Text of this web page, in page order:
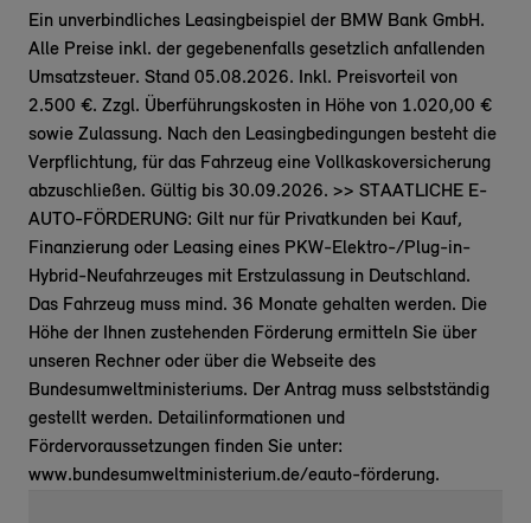
Ein unverbindliches Leasingbeispiel der BMW Bank GmbH.
Alle Preise inkl. der gegebenenfalls gesetzlich anfallenden
Umsatzsteuer. Stand 05.08.2026. Inkl. Preisvorteil von
2.500 €. Zzgl. Überführungskosten in Höhe von 1.020,00 €
sowie Zulassung. Nach den Leasingbedingungen besteht die
Verpflichtung, für das Fahrzeug eine Vollkaskoversicherung
abzuschließen. Gültig bis 30.09.2026. >> STAATLICHE E-
AUTO-FÖRDERUNG: Gilt nur für Privatkunden bei Kauf,
Finanzierung oder Leasing eines PKW-Elektro-/Plug-in-
Hybrid-Neufahrzeuges mit Erstzulassung in Deutschland.
Das Fahrzeug muss mind. 36 Monate gehalten werden. Die
Höhe der Ihnen zustehenden Förderung ermitteln Sie über
unseren Rechner oder über die Webseite des
Bundesumweltministeriums. Der Antrag muss selbstständig
gestellt werden. Detailinformationen und
Fördervoraussetzungen finden Sie unter:
www.bundesumweltministerium.de/eauto-förderung.